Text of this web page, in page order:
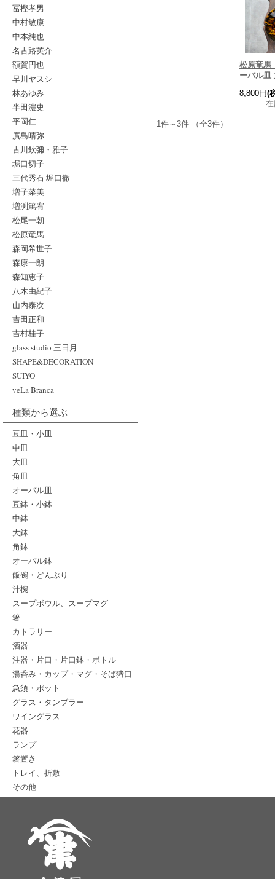
冨樫孝男
中村敏康
中本純也
名古路英介
額賀円也
早川ヤスシ
林あゆみ
半田濃史
平岡仁
廣島晴弥
古川欽彌・雅子
堀口切子
三代秀石 堀口徹
増子菜美
増渕篤宥
松尾一朝
松原竜馬
森岡希世子
森康一朗
森知恵子
八木由紀子
山内泰次
吉田正和
吉村桂子
glass studio 三日月
SHAPE&DECORATION
SUIYO
veLa Branca
種類から選ぶ
豆皿・小皿
中皿
大皿
角皿
オーバル皿
豆鉢・小鉢
中鉢
大鉢
角鉢
オーバル鉢
飯碗・どんぶり
汁椀
スープボウル、スープマグ
箸
カトラリー
酒器
注器・片口・片口鉢・ボトル
湯呑み・カップ・マグ・そば猪口
急須・ポット
グラス・タンブラー
ワイングラス
花器
ランプ
箸置き
トレイ、折敷
その他
松原竜
ーバル皿
8,800円(
1件～3件 （全3件）